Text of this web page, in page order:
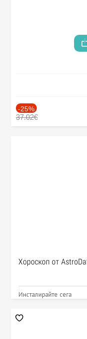
-25%
37.02€
Хороскоп от
Инсталирайте сега